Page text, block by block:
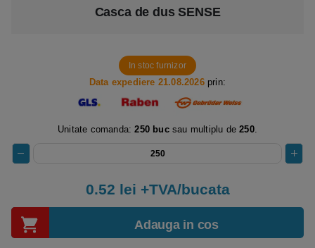
Casca de dus SENSE
In stoc furnizor
Data expediere 21.08.2026prin:
Unitate comanda:250 bucsau multiplu de250.
0.52 lei +TVA/bucata
Adauga in cos